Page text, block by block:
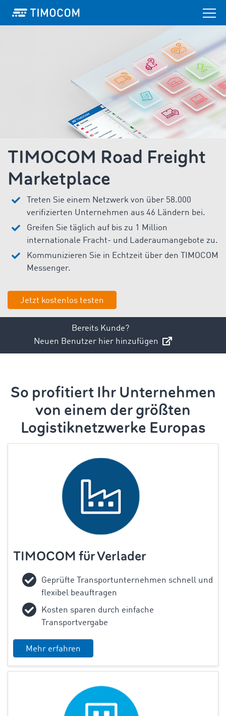
TIMOCOM Road Freight
Marketplace
Treten Sie einem Netzwerk von über 58.000
verifizierten Unternehmen aus 46 Ländern bei.
Greifen Sie täglich auf bis zu 1 Million
internationale Fracht- und Laderaumangebote zu.
Kommunizieren Sie in Echtzeit über den TIMOCOM
Messenger.
Jetzt kostenlos testen
Bereits Kunde?
Neuen Benutzer hier hinzufügen
So profitiert Ihr Unternehmen
von einem der größten
Logistiknetzwerke Europas
TIMOCOM für Verlader
Geprüfte Transportunternehmen schnell und
flexibel beauftragen
Kosten sparen durch einfache
Transportvergabe
Mehr erfahren